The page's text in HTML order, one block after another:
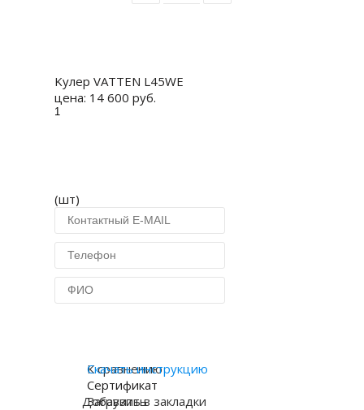
Kулер VATTEN L45WE
цена: 14 600 руб.
(шт)
К сравнению
Добавить в закладки
Скачать инструкцию
Сертификат
Загрузить